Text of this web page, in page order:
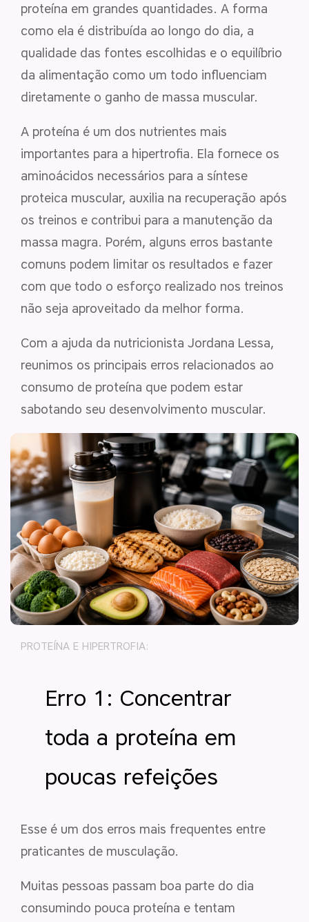
proteína em grandes quantidades. A forma
como ela é distribuída ao longo do dia, a
qualidade das fontes escolhidas e o equilíbrio
da alimentação como um todo influenciam
diretamente o ganho de massa muscular.
A proteína é um dos nutrientes mais
importantes para a hipertrofia. Ela fornece os
aminoácidos necessários para a síntese
proteica muscular, auxilia na recuperação após
os treinos e contribui para a manutenção da
massa magra. Porém, alguns erros bastante
comuns podem limitar os resultados e fazer
com que todo o esforço realizado nos treinos
não seja aproveitado da melhor forma.
Com a ajuda da nutricionista Jordana Lessa,
reunimos os principais erros relacionados ao
consumo de proteína que podem estar
sabotando seu desenvolvimento muscular.
PROTEÍNA E HIPERTROFIA:
Erro 1: Concentrar
toda a proteína em
poucas refeições
Esse é um dos erros mais frequentes entre
praticantes de musculação.
Muitas pessoas passam boa parte do dia
consumindo pouca proteína e tentam